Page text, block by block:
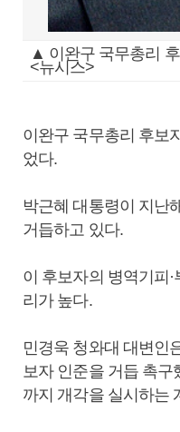
▲ 이완구 국무총리
<뉴시스>
이완구 국무총리 후보
었다.
박근혜 대통령이 지난
거듭하고 있다.
이 후보자의 병역기피
리가 높다.
민경욱 청와대 대변인
보자 인준을 거듭 촉구
까지 개각을 실시하는